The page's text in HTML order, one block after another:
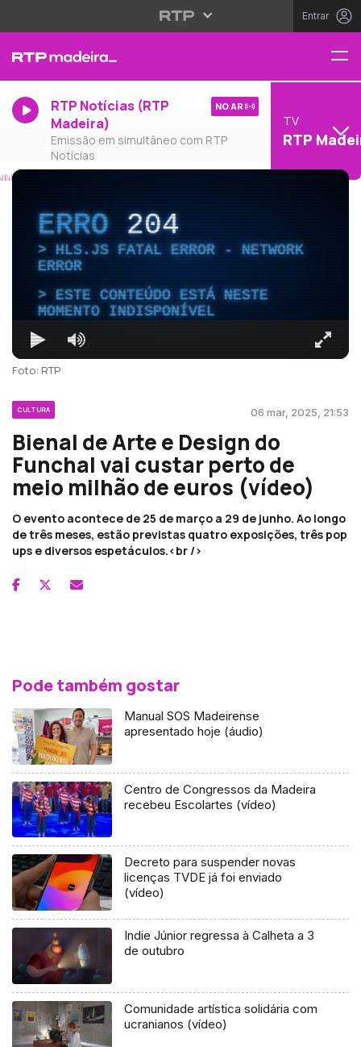
Entrar
RTP Notícias (RTP
Madeira)
Emissão em simultâneo com RTP
Notícias
NO AR
TV
RTP
ERRO204
HLS.JS FATAL ERROR - NETWORK
ERROR
ESTE CONTEÚDO ESTÁ NESTE
MOMENTO INDISPONÍVEL
Foto: RTP
CULTURA 06 mar, 2025, 21:53
Bienal de Arte e Design do
Funchal vai custar perto de
meio milhão de euros (vídeo)
O evento acontece de 25 de março a 29 de junho. Ao longo
de três meses, estão previstas quatro exposições, três pop
ups e diversos espetáculos.<br />
Pode também gostar
Manual SOS Madeirense
apresentado hoje (áudio)
Centro de Congressos da Madeira
recebeu Escolartes (vídeo)
Decreto para suspender novas
licenças TVDE já foi enviado
(vídeo)
Indie Júnior regressa à Calheta a 3
de outubro
Comunidade artística solidária com
ucranianos (vídeo)